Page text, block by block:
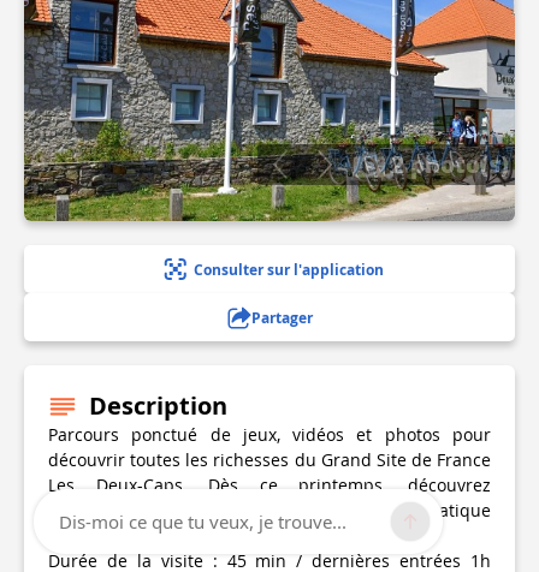
2 photo(s)
Consulter sur l'application
Partager
Description
Parcours ponctué de jeux, vidéos et photos pour
découvrir toutes les richesses du Grand Site de France
Les Deux-Caps. Dès ce printemps, découvrez
l'exposition "ORNITHOCAPS... Un voyage initiatique
aux pays des oiseaux"
Durée de la visite : 45 min / dernières entrées 1h
Dis-moi ce que tu veux, je trouve...